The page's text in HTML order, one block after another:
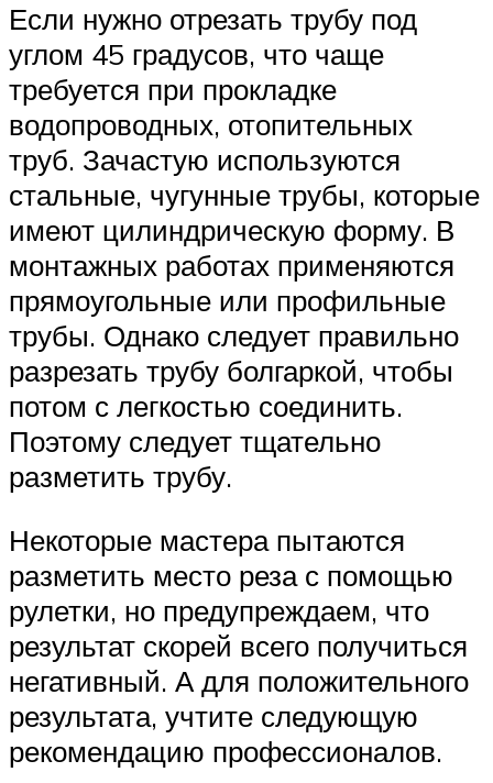
Если нужно отрезать трубу под
углом 45 градусов, что чаще
требуется при прокладке
водопроводных, отопительных
труб. Зачастую используются
стальные, чугунные трубы, которые
имеют цилиндрическую форму. В
монтажных работах применяются
прямоугольные или профильные
трубы. Однако следует правильно
разрезать трубу болгаркой, чтобы
потом с легкостью соединить.
Поэтому следует тщательно
разметить трубу.
Некоторые мастера пытаются
разметить место реза с помощью
рулетки, но предупреждаем, что
результат скорей всего получиться
негативный. А для положительного
результата, учтите следующую
рекомендацию профессионалов.